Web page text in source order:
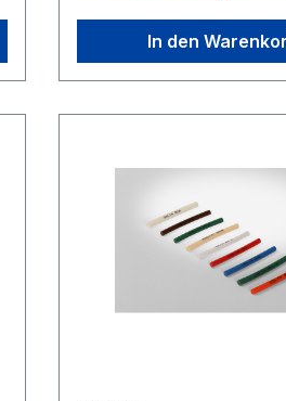
Zugstrang nein
Shore A
In den